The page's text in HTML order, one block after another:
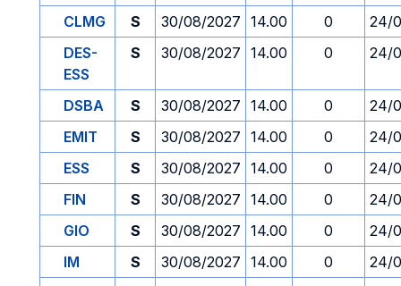
CLMG
S 30/08/2027 14.00 0
24/
DES-
ESS
S 30/08/2027 14.00 0 24/
DSBA S 30/08/2027 14.00 0
24/
EMIT
S 30/08/2027 14.00 0
24/
ESS
S 30/08/2027 14.00 0
24/
FIN
S 30/08/2027 14.00 0
24/
GIO
S 30/08/2027 14.00 0
24/
IM
S 30/08/2027 14.00 0
24/